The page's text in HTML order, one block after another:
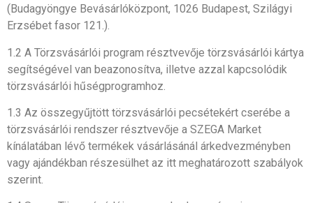
(Budagyöngye Bevásárlóközpont, 1026 Budapest, Szilágyi
Erzsébet fasor 121.).
1.2 A Törzsvásárlói program résztvevője törzsvásárlói kártya
segítségével van beazonosítva, illetve azzal kapcsolódik
törzsvásárlói hűségprogramhoz.
1.3 Az összegyűjtött törzsvásárlói pecsétekért cserébe a
törzsvásárlói rendszer résztvevője a SZEGA Market
kínálatában lévő termékek vásárlásánál árkedvezményben
vagy ajándékban részesülhet az itt meghatározott szabályok
szerint.